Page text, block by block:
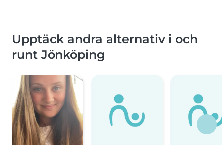
Upptäck andra alternativ i och
runt Jönköping